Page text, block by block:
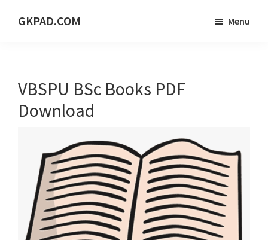
GKPAD.COM
PORTAL
Menu
VBSPU BSc Books PDF
Download